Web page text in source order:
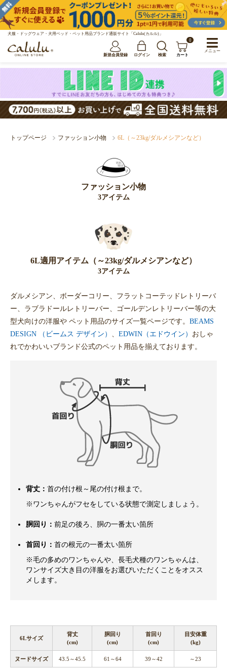
犬服・ドッグウェア・犬用ベッド・ペット用品ブランド通販サイト「Calulu(カルル)」
新規会員登録 ログイン 検索
0
カート
トップページ ファッション小物 6L（～23kg/ダルメシアンなど）
ファッション小物
3アイテム
6L適用アイテム（～23kg/ダルメシアンなど）
3アイテム
ダルメシアン、ボーダーコリー、フラットコーテッドレトリーバ
ー、ラブラドールレトリーバー、ゴールデンレトリーバー等の大
型犬向けの洋服や ペット用品のサイズ一覧ページです。 BEAMS
DESIGN （ビームス デザイン） 、 EDWIN（エドウイン） おしゃ
れでかわいいブランド公式のペット用品を揃えております。
背丈： 首の付け根～尾の付け根まで。
※ワンちゃんがフセをしている状態で測定しましょう。
胴回り： 前足の後ろ、胴の一番太い箇所
首回り： 首の根元の一番太い箇所
※毛の多めのワンちゃんや、長毛犬種のワンちゃんは、
ワンサイズ大き目の洋服をお選びいただくことをオスス
メします。
6Lサイズ
背丈
(cm)
胴回り
(cm)
首回り
(cm)
目安体重
(kg)
ヌードサイズ 43.5～45.5 61～64 39～42 ～23
メニュー